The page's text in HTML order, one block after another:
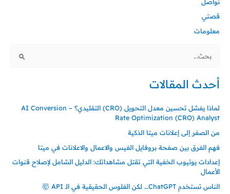
قصتي
معلومات
البحث
أحدث المقالات
لماذا يفشل تحسين معدل التحويل (CRO) التقليدي؟ – AI Conversion
Rate Optimization (CRO) Analyst
من الصفر إلى إعلانات ميتا الذكية
فهم الفرق بين صفحة بروفايل الفيس والاعمال والاعلانات في ميتا
إعدادات يوتيوب الخفية التي تقتل مشاهداتك: الدليل الشامل لإصلاح قنوات
الأعمال
الناس تستخدم ChatGPT… لكن الفلوس الحقيقية في الـ API 🤯